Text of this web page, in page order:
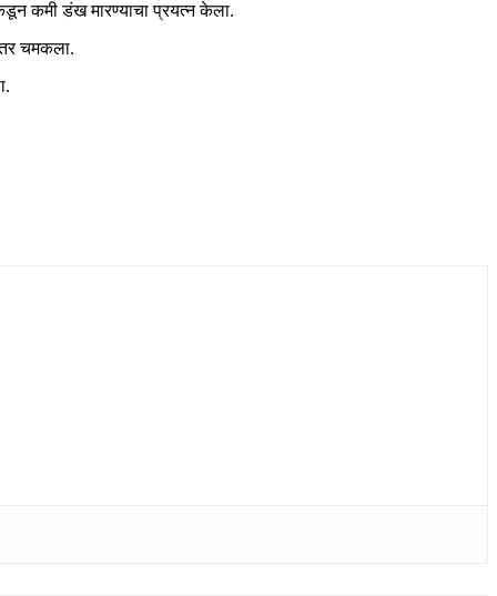
कमी डंख मारण्याचा प्रयत्न केला.
चमकला.